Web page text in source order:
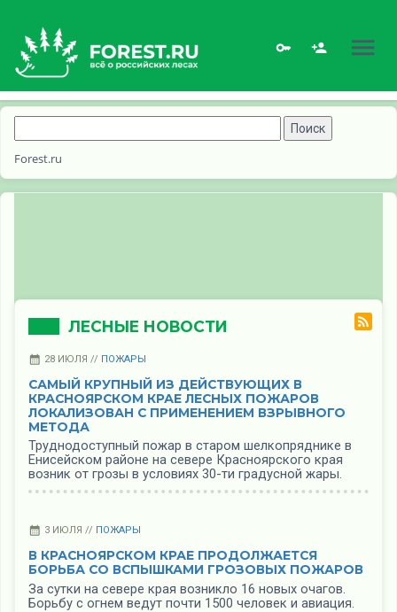
Forest.ru
ЛЕСНЫЕ НОВОСТИ
28 ИЮЛЯ // ПОЖАРЫ
САМЫЙ КРУПНЫЙ ИЗ ДЕЙСТВУЮЩИХ В
КРАСНОЯРСКОМ КРАЕ ЛЕСНЫХ ПОЖАРОВ
ЛОКАЛИЗОВАН С ПРИМЕНЕНИЕМ ВЗРЫВНОГО
МЕТОДА
Труднодоступный пожар в старом шелкопряднике в
Енисейском районе на севере Красноярского края
возник от грозы в условиях 30-ти градусной жары.
3 ИЮЛЯ // ПОЖАРЫ
В КРАСНОЯРСКОМ КРАЕ ПРОДОЛЖАЕТСЯ
БОРЬБА СО ВСПЫШКАМИ ГРОЗОВЫХ ПОЖАРОВ
За сутки на севере края возникло 16 новых очагов.
Борьбу с огнем ведут почти 1500 человек и авиация.